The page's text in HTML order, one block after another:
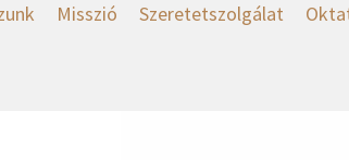
Misszió Szeretetszolgálat